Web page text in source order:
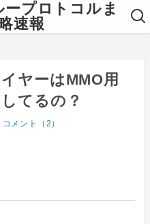
プロトコルま
速報
ヤーはMMO用
てるの？
コメント（2）